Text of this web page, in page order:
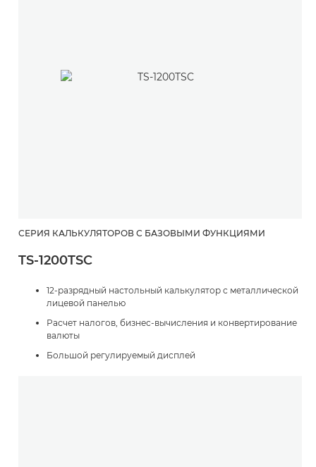
СЕРИЯ КАЛЬКУЛЯТОРОВ С БАЗОВЫМИ ФУНКЦИЯМИ
TS-1200TSC
12-разрядный настольный калькулятор с металлической
лицевой панелью
Расчет налогов, бизнес-вычисления и конвертирование
валюты
Большой регулируемый дисплей